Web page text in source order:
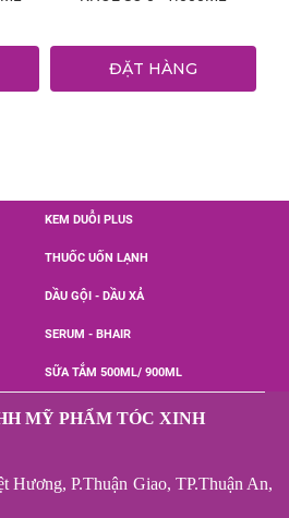
ĐẶT HÀNG
KEM DUỖI PLUS
THUỐC UỐN LẠNH
DẦU GỘI - DẦU XẢ
SERUM - BHAIR
SỮA TẮM 500ML/ 900ML
MỸ PHẨM TÓC XINH
Hương, P.Thuận Giao, TP.Thuận An,